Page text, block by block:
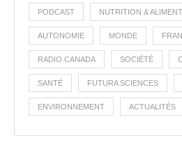
PODCAST NUTRITION &
AUTONOMIE MONDE
RADIO CANADA SOCIÉTÉ
SANTÉ FUTURA SCIENCES
ENVIRONNEMENT ACTUALITÉS